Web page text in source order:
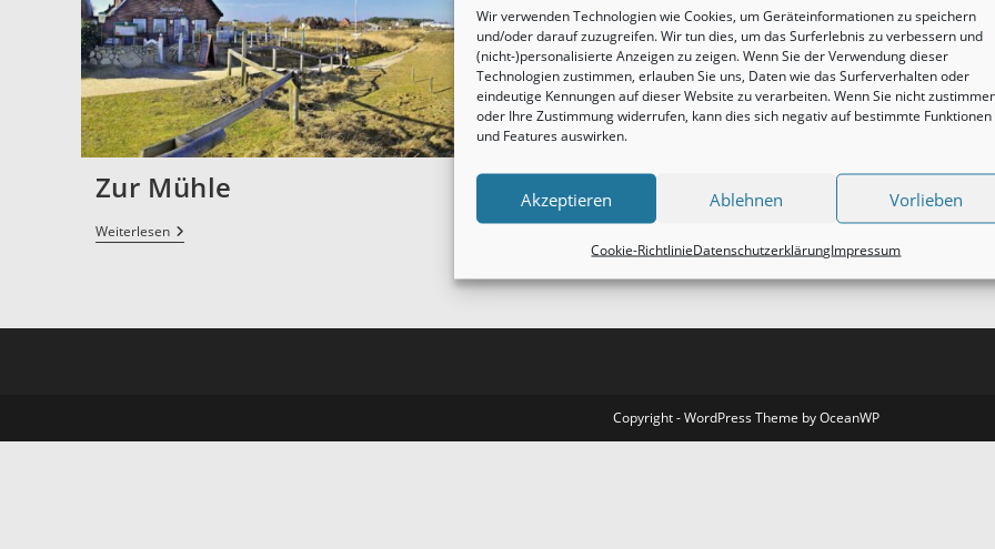
Wir verwenden Technologien wie Cookies, um Geräteinformationen zu speichern
und/oder darauf zuzugreifen. Wir tun dies, um das Surferlebnis zu verbessern und
(nicht-)personalisierte Anzeigen zu zeigen. Wenn Sie der Verwendung dieser
Technologien zustimmen, erlauben Sie uns, Daten wie das Surferverhalten oder
eindeutige Kennungen auf dieser Website zu verarbeiten. Wenn Sie nicht
oder Ihre Zustimmung widerrufen, kann dies sich negativ auf bestimmte Funktionen
und Features auswirken.
Akzeptieren Ablehnen Vorlieben
Cookie-RichtlinieDatenschutzerklärungImpressum
Zur Mühle
Weiterlesen
Copyright - WordPress Theme by OceanWP